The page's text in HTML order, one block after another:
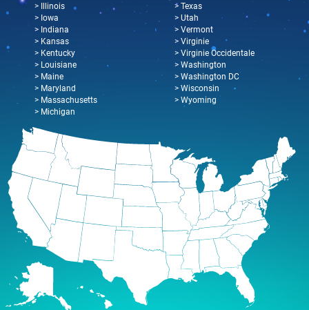
> Illinois
> Iowa
> Indiana
> Kansas
> Kentucky
> Louisiane
> Maine
> Maryland
> Massachusetts
> Michigan
> Texas
> Utah
> Vermont
> Virginie
> Virginie Occidentale
> Washington
> Washington DC
> Wisconsin
> Wyoming